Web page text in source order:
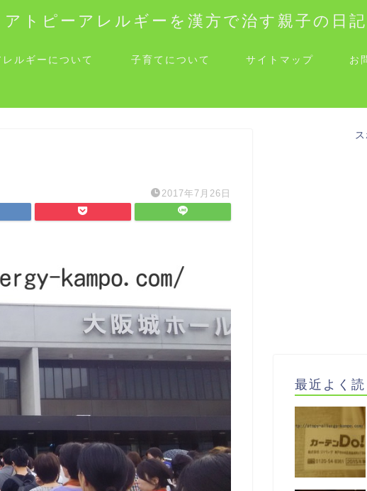
トピーアレルギーを漢方で治す親子の日記
レルギーについて 子育てについて サイトマップ お
2017年7月26日
最近よく